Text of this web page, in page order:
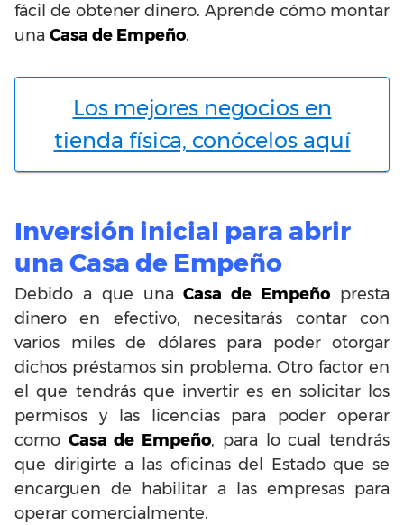
fácil de obtener dinero. Aprende cómo montar
una Casa de Empeño.
Los mejores negocios en
tienda física, conócelos aquí
Inversión inicial para abrir
una Casa de Empeño
Debido a que unaCasa de Empeño presta
dinero en efectivo, necesitarás contar con
varios miles de dólares para poder otorgar
dichos préstamos sin problema. Otro factor en
el que tendrás que invertir es en solicitar los
permisos y las licencias para poder operar
como Casa de Empeño, para lo cual tendrás
que dirigirte a las oficinas del Estado que se
encarguen de habilitar a las empresas para
operar comercialmente.